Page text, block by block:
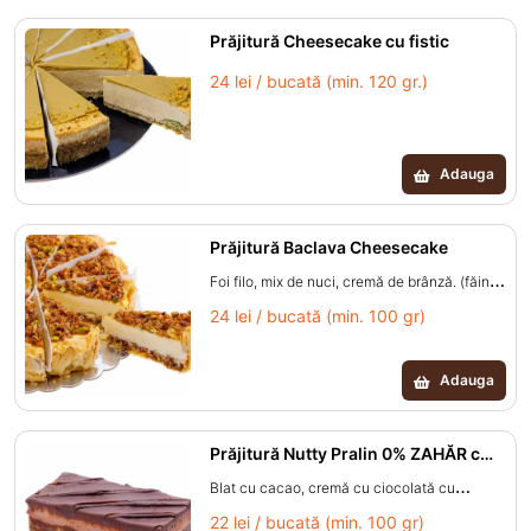
și grăsimi vegetale, proteine din lapte,
aciditate: acid citric, acid malic, agenți de
colorant: carmin, beta caroten, emulgator:
Prăjitură Cheesecake cu fistic
24 lei / bucată (min. 120 gr.)
Adauga
Prăjitură Baclava Cheesecake
Foi filo, mix de nuci, cremă de brânză. (făină
de grâu, scorțișoară, unt, cremă de brânză
gălbenuș de ou, nucă, fistic, miere zahăr,
sirop de glucoză, apă, lapte praf, amidon,
stabilizatori: gumă carruba, caragenan,
regulator de aciditate: acid citric, acid malic,
24 lei / bucată (min. 100 gr)
Adauga
Prăjitură Nutty Pralin 0% ZAHĂR cu
îndulcitor
Blat cu cacao, cremă cu ciocolată cu
pralină, cremă cu pastă de alune de pădure
22 lei / bucată (min. 100 gr)